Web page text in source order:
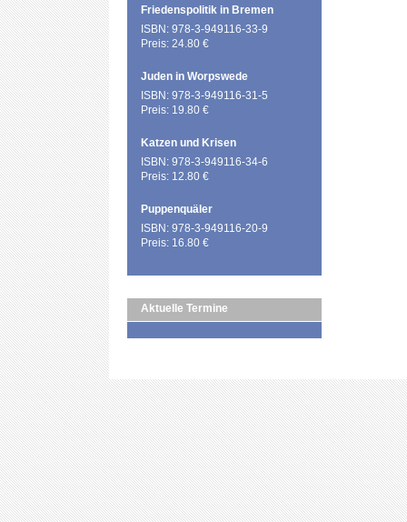
Friedenspolitik in Bremen
ISBN: 978-3-949116-33-9
Preis: 24.80 €
Juden in Worpswede
ISBN: 978-3-949116-31-5
Preis: 19.80 €
Katzen und Krisen
ISBN: 978-3-949116-34-6
Preis: 12.80 €
Puppenquäler
ISBN: 978-3-949116-20-9
Preis: 16.80 €
Aktuelle Termine